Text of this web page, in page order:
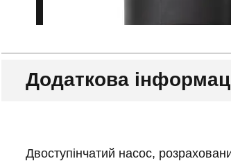
Додаткова
Двоступінчатий насос,